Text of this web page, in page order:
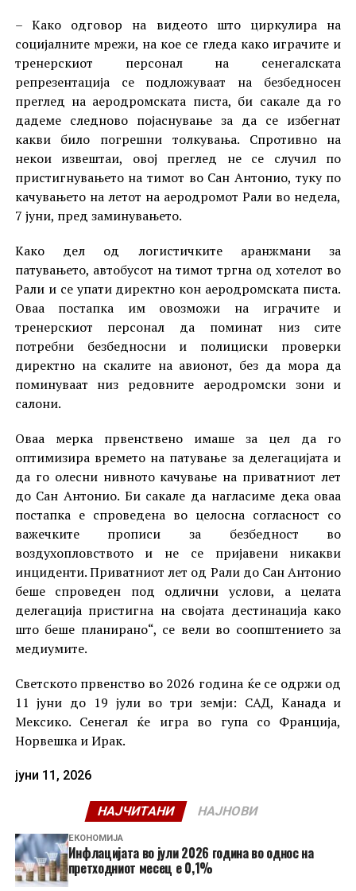
– Како одговор на видеото што циркулира на
социјалните мрежи, на кое се гледа како играчите и
тренерскиот персонал на сенегалската
репрезентација се подложуваат на безбедносен
преглед на аеродромската писта, би сакале да го
дадеме следново појаснување за да се избегнат
какви било погрешни толкувања. Спротивно на
некои извештаи, овој преглед не се случил по
пристигнувањето на тимот во Сан Антонио, туку по
качувањето на летот на аеродромот Рали во недела,
7 јуни, пред заминувањето.
Како дел од логистичките аранжмани за
патувањето, автобусот на тимот тргна од хотелот во
Рали и се упати директно кон аеродромската писта.
Оваа постапка им овозможи на играчите и
тренерскиот персонал да поминат низ сите
потребни безбедносни и полициски проверки
директно на скалите на авионот, без да мора да
поминуваат низ редовните аеродромски зони и
салони.
Оваа мерка првенствено имаше за цел да го
оптимизира времето на патување за делегацијата и
да го олесни нивното качување на приватниот лет
до Сан Антонио. Би сакале да нагласиме дека оваа
постапка е спроведена во целосна согласност со
важечките прописи за безбедност во
воздухопловството и не се пријавени никакви
инциденти. Приватниот лет од Рали до Сан Антонио
беше спроведен под одлични услови, а целата
делегација пристигна на својата дестинација како
што беше планирано“, се вели во соопштението за
медиумите.
Светското првенство во 2026 година ќе се одржи од
11 јуни до 19 јули во три земји: САД, Канада и
Мексико. Сенегал ќе игра во гупа со Франција,
Норвешка и Ирак.
јуни 11, 2026
НАЈЧИТАНИ НАЈНОВИ
ЕКОНОМИЈА
Инфлацијата во јули 2026 година во однос на
претходниот месец е 0,1%